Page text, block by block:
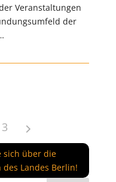
Veranstaltungen
der
3
über die
Landes Berlin!